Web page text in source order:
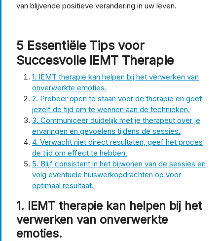
van blijvende positieve verandering in uw leven.
5 Essentiële Tips voor
Succesvolle IEMT Therapie
1. IEMT therapie kan helpen bij het verwerken van
onverwerkte emoties.
2. Probeer open te staan voor de therapie en geef
jezelf de tijd om te wennen aan de technieken.
3. Communiceer duidelijk met je therapeut over je
ervaringen en gevoelens tijdens de sessies.
4. Verwacht niet direct resultaten, geef het proces
de tijd om effect te hebben.
5. Blijf consistent in het bijwonen van de sessies en
volg eventuele huiswerkopdrachten op voor
optimaal resultaat.
1. IEMT therapie kan helpen bij het
verwerken van onverwerkte
emoties.